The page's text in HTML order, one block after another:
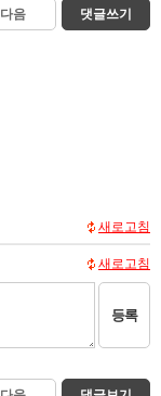
다음 댓글쓰기
새로고침
새로고침
등록